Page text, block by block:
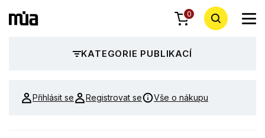
0
KATEGORIE PUBLIKACÍ
Přihlásit se Registrovat se Vše o nákupu